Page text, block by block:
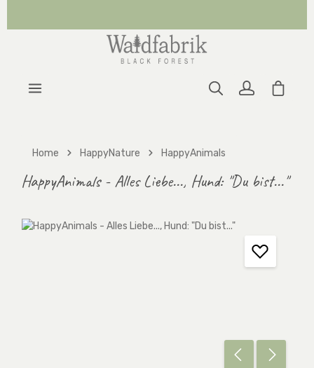
Home HappyNature HappyAnimals
HappyAnimals - Alles Liebe..., Hund: "Du bist..."
Bildergalerie überspringen